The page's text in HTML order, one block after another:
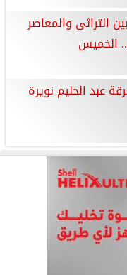
التراثى والمعاصر
الخميس
عبد الحليم نويرة